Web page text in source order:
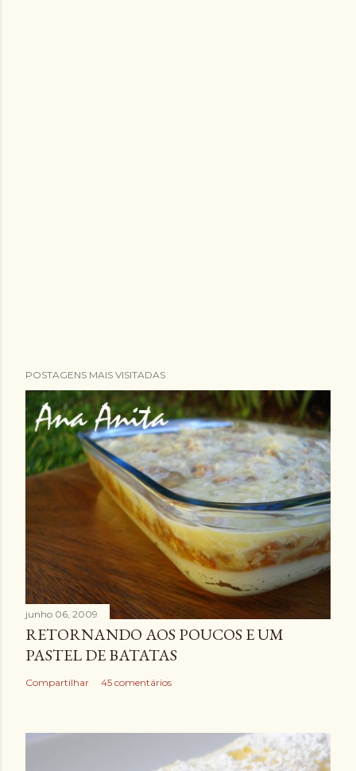
POSTAGENS MAIS VISITADAS
junho 06, 2009
RETORNANDO AOS POUCOS E UM
PASTEL DE BATATAS
Compartilhar 45 comentários